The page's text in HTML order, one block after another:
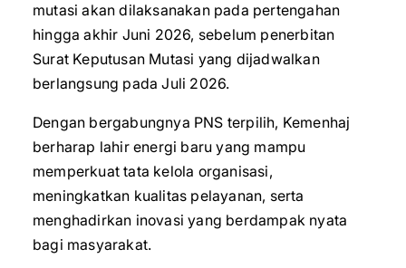
mutasi akan dilaksanakan pada pertengahan
hingga akhir Juni 2026, sebelum penerbitan
Surat Keputusan Mutasi yang dijadwalkan
berlangsung pada Juli 2026.
‎Dengan bergabungnya PNS terpilih, Kemenhaj
berharap lahir energi baru yang mampu
memperkuat tata kelola organisasi,
meningkatkan kualitas pelayanan, serta
menghadirkan inovasi yang berdampak nyata
bagi masyarakat.